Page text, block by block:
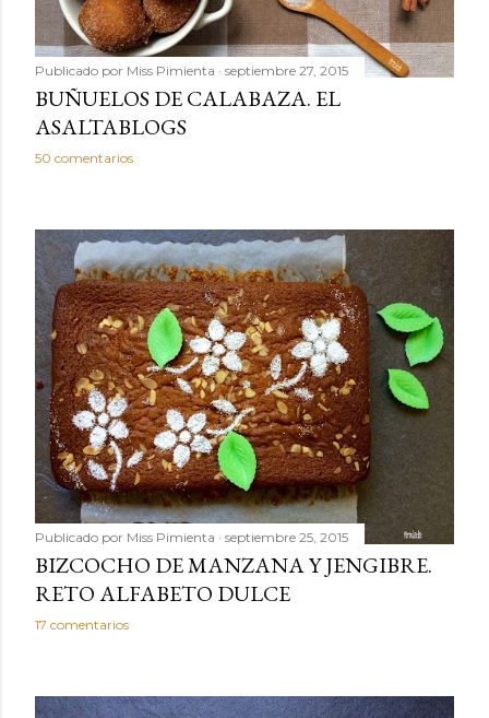
Publicado por Miss Pimienta septiembre 27, 2015
BUÑUELOS DE CALABAZA. EL
ASALTABLOGS
50 comentarios
Publicado por Miss Pimienta septiembre 25, 2015
BIZCOCHO DE MANZANA Y JENGIBRE.
RETO ALFABETO DULCE
17 comentarios